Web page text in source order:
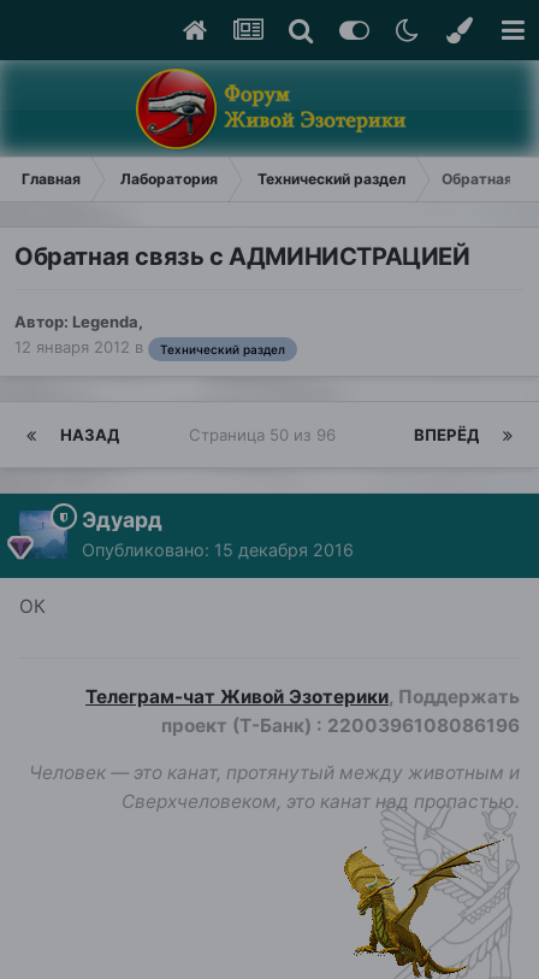
Главная Лаборатория Технический раздел Обратная
Обратная связь с АДМИНИСТРАЦИЕЙ
Автор: Legenda,
12 января 2012 в Технический раздел
НАЗАД ВПЕРЁД
Страница 50 из 96
Эдуард
Опубликовано: 15 декабря 2016
ОК
Телеграм-чат Живой Эзотерики, Поддержать
проект (Т-Банк) : 2200396108086196
Человек — это канат, протянутый между животным и
Сверхчеловеком, это канат над пропастью.